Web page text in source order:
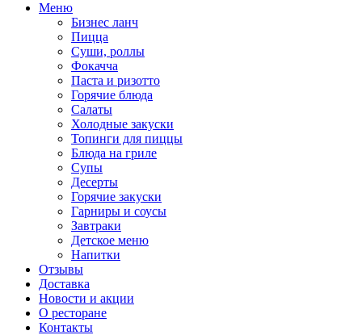
Меню
Бизнес ланч
Пицца
Суши, роллы
Фокачча
Паста и ризотто
Горячие блюда
Салаты
Холодные закуски
Топинги для пиццы
Блюда на гриле
Супы
Десерты
Горячие закуски
Гарниры и соусы
Завтраки
Детское меню
Напитки
Отзывы
Доставка
Новости и акции
О ресторане
Контакты